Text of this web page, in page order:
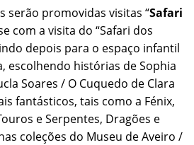
serão promovidas visitas “Safari
com a visita do “Safari dos
depois para o espaço infantil
escolhendo histórias de Sophia
Soares / O Cuquedo de Clara
fantásticos, tais como a Fénix,
e Serpentes, Dragões e
coleções do Museu de Aveiro /